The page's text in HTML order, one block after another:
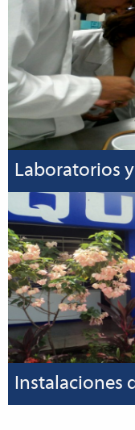
Laboratorios
Instalaciones